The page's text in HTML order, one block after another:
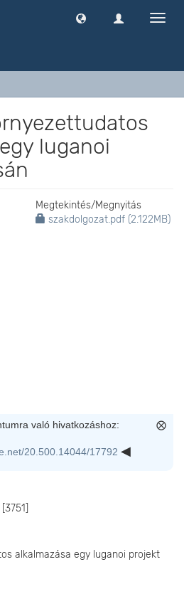
luganoi
Megtekintés/Megnyitás
szakdolgozat.pdf (2.122MB)
való hivatkozáshoz:
20.500.14044/17792
[3751]
alkalmazása egy luganoi projekt